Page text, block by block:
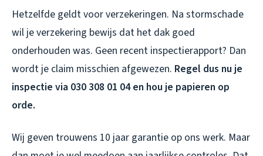
Hetzelfde geldt voor verzekeringen. Na stormschade
wil je verzekering bewijs dat het dak goed
onderhouden was. Geen recent inspectierapport? Dan
wordt je claim misschien afgewezen. Regel dus nu je
inspectie via 030 308 01 04 en hou je papieren op
orde.
Wij geven trouwens 10 jaar garantie op ons werk. Maar